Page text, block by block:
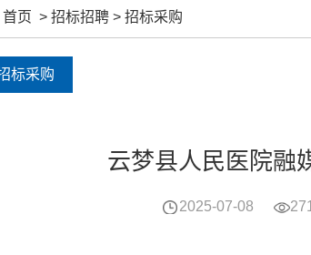
首页 > 招标招聘 > 招标采购
标采购
云梦县人民医院融
2025-07-08